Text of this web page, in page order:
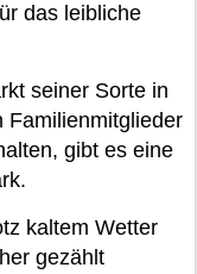
das leibliche
seiner Sorte in
Familienmitglieder
gibt es eine
kaltem Wetter
gezählt